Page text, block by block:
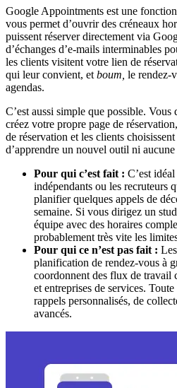
Google Appointments est une
vous permet d’ouvrir des créneaux
puissent réserver directement via
d’échanges d’e-mails interminables
les clients visitent votre lien de
qui leur convient, etboum, le rendez-
agendas.
C’est aussi simple que possible.
créez votre propre page de
de réservation et les clients
d’apprendre un nouvel outil ni
Pour qui c’est fait : C’est
indépendants ou les recruteurs
planifier quelques appels de
semaine. Si vous dirigez un
équipe avec des horaires
probablement très vite les
Pour qui ce n’est pas fait :
planification de rendez-vous à
coordonnent des flux de travail
et entreprises de services.
rappels personnalisés, de
avancés.